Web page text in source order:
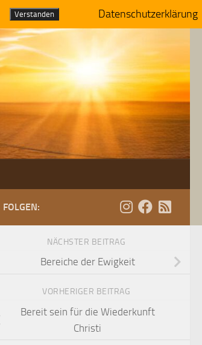
FOLGEN:
NÄCHSTER BEITRAG
Bereiche der Ewigkeit
VORHERIGER BEITRAG
Bereit sein für die Wiederkunft
Christi
Verstanden Datenschutzerklärung